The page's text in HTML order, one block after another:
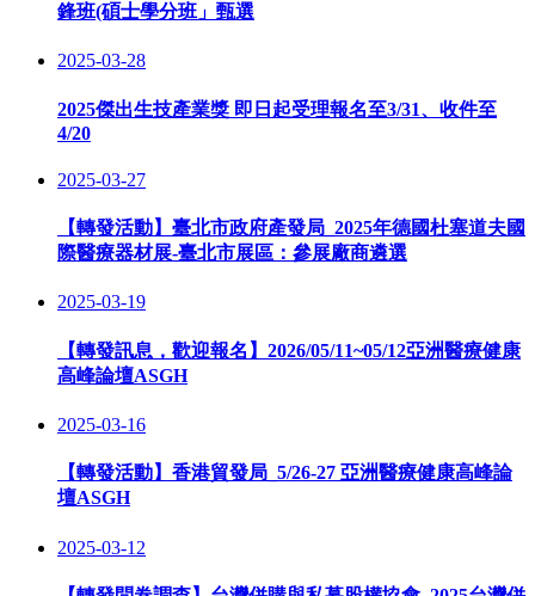
鋒班(碩士學分班」甄選
2025-03-28
2025傑出生技產業獎 即日起受理報名至3/31、收件至
4/20
2025-03-27
【轉發活動】臺北市政府產發局_2025年德國杜塞道夫國
際醫療器材展-臺北市展區：參展廠商遴選
2025-03-19
【轉發訊息，歡迎報名】2026/05/11~05/12亞洲醫療健康
高峰論壇ASGH
2025-03-16
【轉發活動】香港貿發局_5/26-27 亞洲醫療健康高峰論
壇ASGH
2025-03-12